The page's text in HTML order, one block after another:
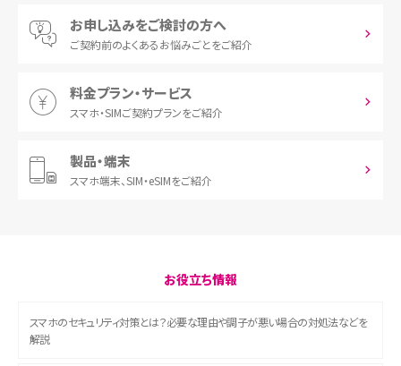
お申し込みをご検討の方へ
ご契約前のよくあるお悩みごとをご紹介
料金プラン・サービス
スマホ・SIMご契約プランをご紹介
製品・端末
スマホ端末、SIM・eSIMをご紹介
お役立ち情報
スマホのセキュリティ対策とは？必要な理由や調子が悪い場合の対処法などを
解説